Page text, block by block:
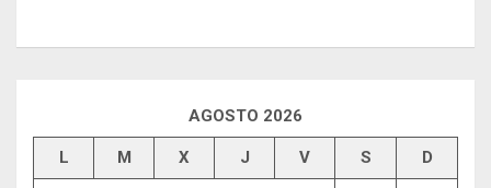
AGOSTO 2026
L M X J V S D